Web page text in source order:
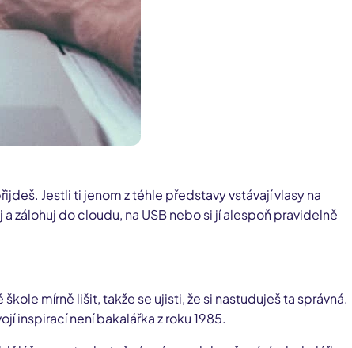
Jestli ti jenom z téhle představy vstávají vlasy na
zálohuj do cloudu, na USB nebo si jí alespoň pravidelně
škole mírně lišit, takže se ujisti, že si nastuduješ ta správná.
inspirací není bakalářka z roku 1985.